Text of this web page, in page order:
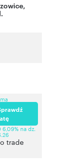
,
6,09% na dz.